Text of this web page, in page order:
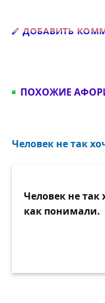
ДОБАВИТЬ
ПОХОЖИЕ
Человек не так
Человек не так
как понимали.